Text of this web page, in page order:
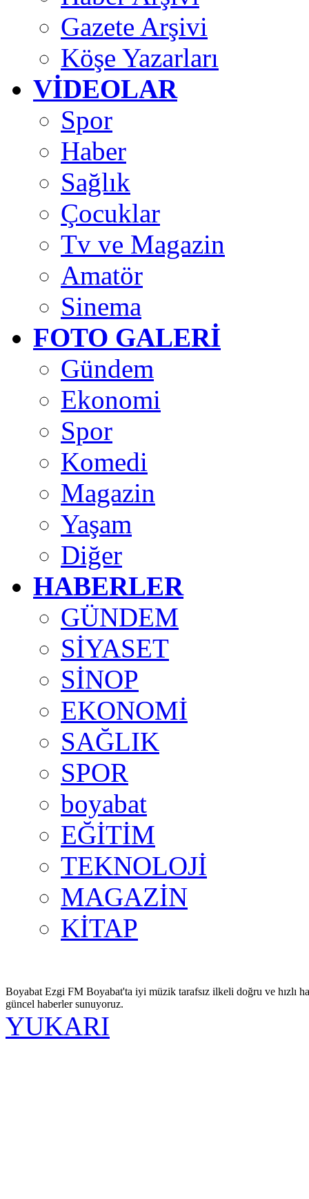
Gazete Arşivi
Köşe Yazarları
VİDEOLAR
Spor
Haber
Sağlık
Çocuklar
Tv ve Magazin
Amatör
Sinema
FOTO GALERİ
Gündem
Ekonomi
Spor
Komedi
Magazin
Yaşam
Diğer
HABERLER
GÜNDEM
SİYASET
SİNOP
EKONOMİ
SAĞLIK
SPOR
boyabat
EĞİTİM
TEKNOLOJİ
MAGAZİN
KİTAP
Boyabat Ezgi FM Boyabat'ta iyi müzik tarafsız ilkeli doğru ve hızlı
güncel haberler sunuyoruz.
YUKARI